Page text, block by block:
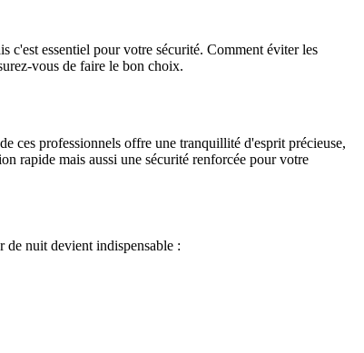
c'est essentiel pour votre sécurité. Comment éviter les
vous de faire le bon choix.
ces professionnels offre une tranquillité d'esprit précieuse,
rapide mais aussi une sécurité renforcée pour votre
de nuit devient indispensable :